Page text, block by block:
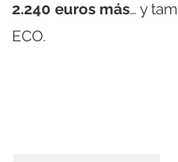
2.240 euros más… y
ECO.